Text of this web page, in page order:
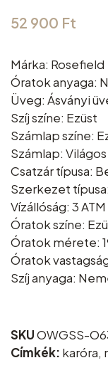
52 900 Ft
Márka: Rosefield
Óratok anyaga:
Üveg: Ásványi
Szíj színe: Ezüst
Számlap színe:
Számlap: Világos
Csatzár típusa:
Szerkezet
Vízállóság: 3 ATM
Óratok színe:
Óratok mérete:
Óratok
Szíj anyaga:
SKUOWGSS-
Címkék: karóra,